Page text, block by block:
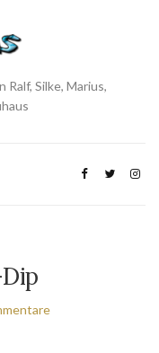
Ralf, Silke, Marius,